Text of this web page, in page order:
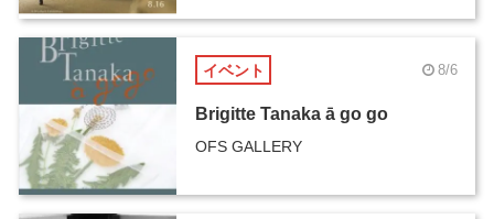
イベント 8/6
Brigitte Tanaka ā go go
OFS GALLERY